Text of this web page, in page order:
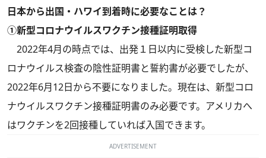
日本から出国・ハワイ到着時に必要なことは？
①新型コロナウイルスワクチン接種証明取得
2022年4月の時点では、出発１日以内に受検した新型コ
ロナウイルス検査の陰性証明書と誓約書が必要でしたが、
2022年6月12日から不要になりました。現在は、新型コロ
ナウイルスワクチン接種証明書のみ必要です。アメリカへ
はワクチンを2回接種していれば入国できます。
ADVERTISEMENT